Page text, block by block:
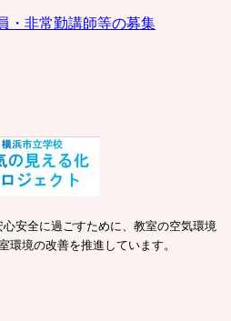
・非常勤講師等の募集
安全に過ごすために、教室の空気環境
環境の改善を推進しています。